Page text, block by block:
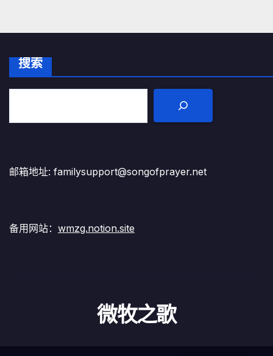
搜索
邮箱地址: familysupport@songofprayer.net
备用网站： wmzg.notion.site
微牧之歌